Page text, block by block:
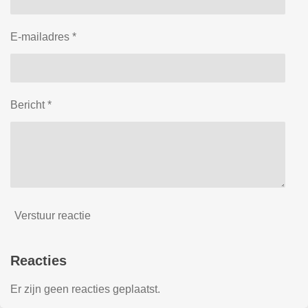
E-mailadres *
Bericht *
Verstuur reactie
Reacties
Er zijn geen reacties geplaatst.